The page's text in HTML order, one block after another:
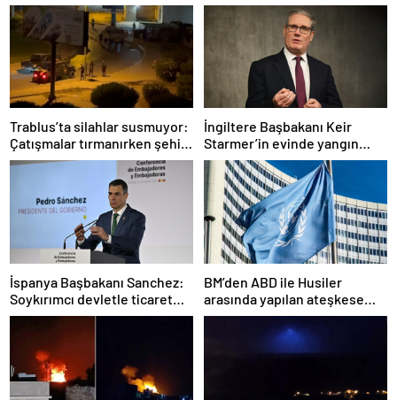
Trablus’ta silahlar susmuyor:
Çatışmalar tırmanırken şehir
alarmda
İngiltere Başbakanı Keir
Starmer’in evinde yangın
çıktı
İspanya Başbakanı Sanchez:
Soykırımcı devletle ticaret
yapmayız
BM’den ABD ile Husiler
arasında yapılan ateşkese
ilişkin değerlendirme